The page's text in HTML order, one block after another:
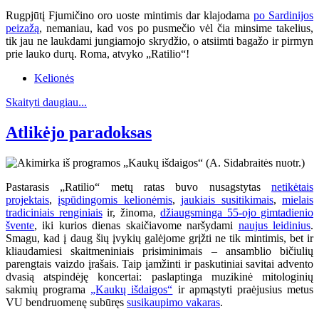
Rugpjūtį Fjumičino oro uoste mintimis dar klajodama po Sardinijos
peizažą, nemaniau, kad vos po pusmečio vėl čia minsime takelius,
tik jau ne laukdami jungiamojo skrydžio, o atsiimti bagažo ir pirmyn
prie lauko durų. Roma, atvyko „Ratilio“!
Kelionės
Skaityti daugiau...
Atlikėjo paradoksas
Pastarasis „Ratilio“ metų ratas buvo nusagstytas netikėtais
projektais,įspūdingomis kelionėmis,jaukiais susitikimais,mielais
tradiciniais renginiaisir, žinoma, džiaugsminga 55-ojo gimtadienio
švente, iki kurios dienas skaičiavome naršydami naujus leidinius.
Smagu, kad į daug šių įvykių galėjome grįžti ne tik mintimis, bet ir
kliaudamiesi skaitmeniniais prisiminimais – ansamblio bičiulių
parengtais vaizdo įrašais. Taip įamžinti ir paskutiniai savitai advento
dvasią atspindėję koncertai: paslaptinga muzikinė mitologinių
sakmių programa „Kaukų išdaigos“ ir apmąstyti praėjusius metus
VU bendruomenę subūręs susikaupimo vakaras.